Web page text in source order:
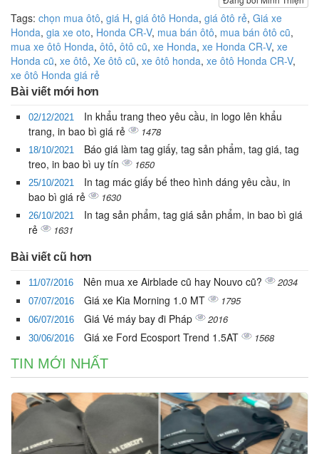
Tags: chọn mua ôtô, giá H, giá ôtô Honda, giá ôtô rẻ, Giá xe
Honda, gia xe oto, Honda CR-V, mua bán ôtô, mua bán ôtô cũ,
mua xe ôtô Honda, ôtô, ôtô cũ, xe Honda, xe Honda CR-V, xe
Honda cũ, xe ôtô, Xe ôtô cũ, xe ôtô honda, xe ôtô Honda CR-V,
xe ôtô Honda giá rẻ
Bài viết mới hơn
02/12/2021
In khẩu trang theo yêu cầu, in logo lên khẩu
trang, in bao bì giá rẻ
1478
18/10/2021
Báo giá làm tag giấy, tag sản phẩm, tag giá, tag
treo, in bao bì uy tín
1650
25/10/2021
In tag mác giấy bế theo hình dáng yêu cầu, in
bao bì giá rẻ
1630
26/10/2021
In tag sản phẩm, tag giá sản phẩm, in bao bì giá
rẻ
1631
Bài viết cũ hơn
11/07/2016 Nên mua xe Airblade cũ hay Nouvo cũ? 2034
07/07/2016 Giá xe Kia Morning 1.0 MT 1795
06/07/2016 Giá Vé máy bay đi Pháp 2016
30/06/2016 Giá xe Ford Ecosport Trend 1.5AT 1568
TIN MỚI NHẤT